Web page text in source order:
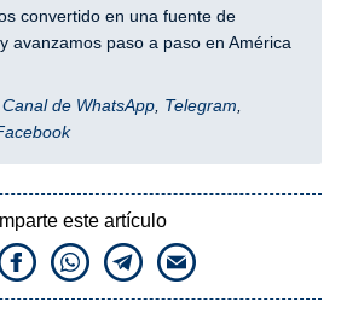
convertido en una fuente de
avanzamos paso a paso en América
Canal de WhatsApp Telegram
este artículo